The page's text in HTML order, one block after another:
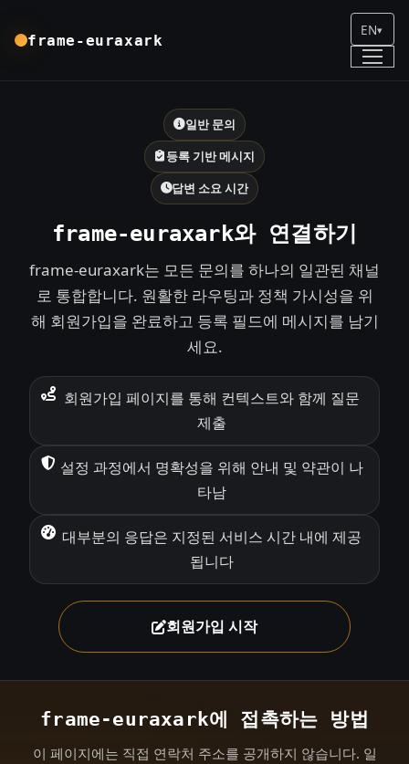
frame-euraxark
EN▾
일반 문의
등록 기반 메시지
답변 소요 시간
frame-euraxark와 연결하기
frame-euraxark는 모든 문의를 하나의 일관된 채널
로 통합합니다. 원활한 라우팅과 정책 가시성을 위
해 회원가입을 완료하고 등록 필드에 메시지를 남기
세요.
회원가입 페이지를 통해 컨텍스트와 함께 질문
제출
설정 과정에서 명확성을 위해 안내 및 약관이 나
타남
대부분의 응답은 지정된 서비스 시간 내에 제공
됩니다
회원가입 시작
frame-euraxark에 접촉하는 방법
이 페이지에는 직접 연락처 주소를 공개하지 않습니다. 일